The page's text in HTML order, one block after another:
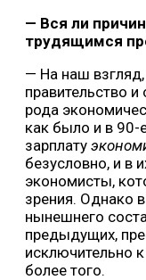
— Вся ли
трудящимся
— На наш
правительство
рода
как было и в 90-
зарплату
безусловно, и в
экономисты,
зрения. Однако
нынешнего
предыдущих,
исключительно
более того.